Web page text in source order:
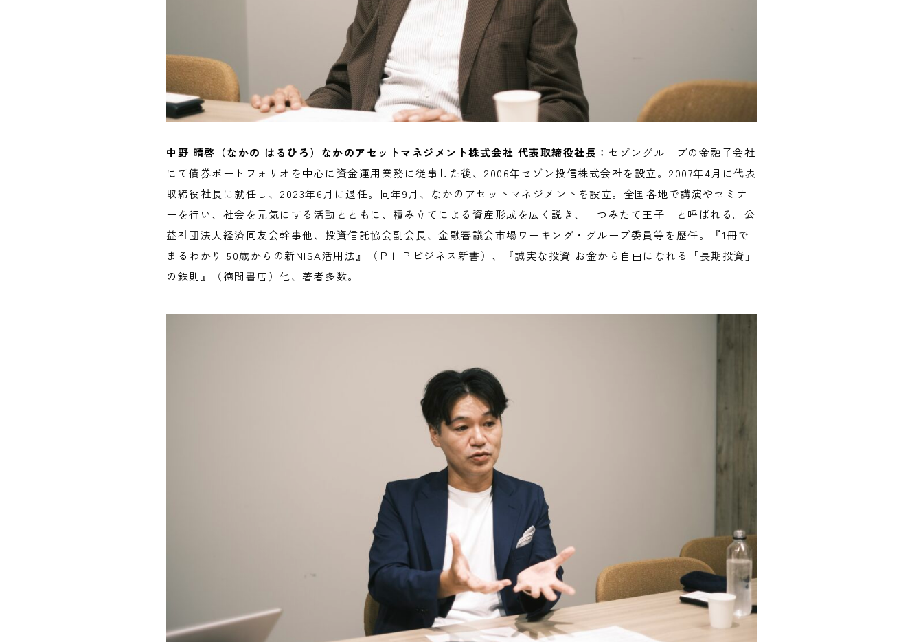
中野 晴啓（なかの はるひろ）なかのアセットマネジメント株式会社 代表取締役社長： セゾングループの金融子会社
にて債券ポートフォリオを中心に資金運用業務に従事した後、2006年セゾン投信株式会社を設立。2007年4月に代表
取締役社長に就任し、2023年6月に退任。同年9月、 なかのアセットマネジメント を設立。全国各地で講演やセミナ
ーを行い、社会を元気にする活動とともに、積み立てによる資産形成を広く説き、「つみたて王子」と呼ばれる。公
益社団法人経済同友会幹事他、投資信託協会副会長、金融審議会市場ワーキング・グループ委員等を歴任。『1冊で
まるわかり 50歳からの新NISA活用法』（ＰＨＰビジネス新書）、『誠実な投資 お金から自由になれる「長期投資」
の鉄則』（徳間書店）他、著者多数。